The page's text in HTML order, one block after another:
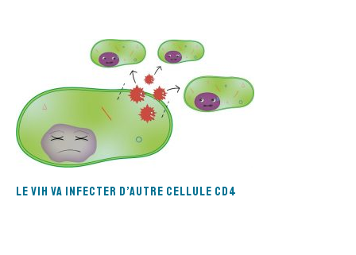
le VIH va infecter d’autre cellule CD4